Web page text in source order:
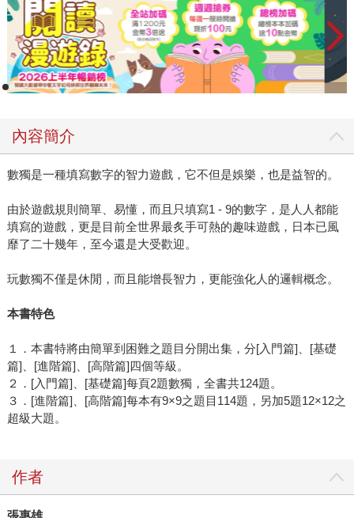
內容簡介
數獨是一種填寫數字的智力遊戲，它不但是娛樂，也是益智的。
由於遊戲規則簡單、易懂，而且只填寫1 - 9的數字，是人人都能
填寫的遊戲，更是目前全世界最炙手可熱的趣味遊戲，日本已風
靡了二十幾年，至今還是大受歡迎。
玩數獨不僅是休閒，而且能增長智力，更能強化人的邏輯概念。
本書特色
１．本書特將由簡單到困難之題目分開出集，分[入門篇]、[基礎
篇]、[進階篇]、[高階篇]四個等級。
２．[入門篇]、[基礎篇]每頁2題數獨，全書共124題。
３．[進階篇]、[高階篇]每本有9×9之題目114題，另加5題12×12之
超級大題。
作者
張惠雄